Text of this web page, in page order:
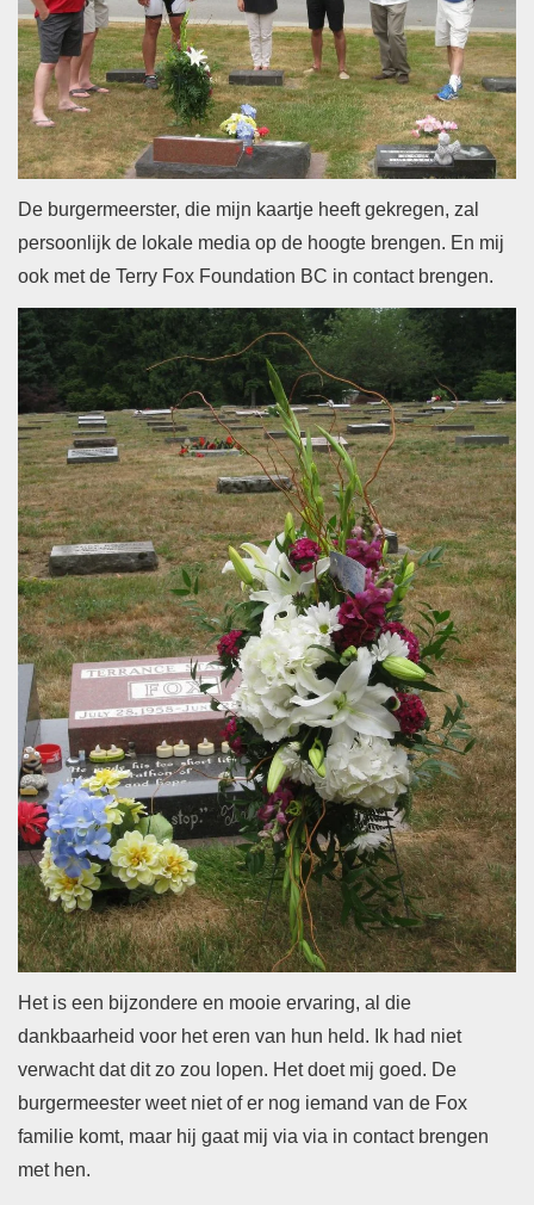
De burgermeerster, die mijn kaartje heeft gekregen, zal
persoonlijk de lokale media op de hoogte brengen. En mij
ook met de Terry Fox Foundation BC in contact brengen.
Het is een bijzondere en mooie ervaring, al die
dankbaarheid voor het eren van hun held. Ik had niet
verwacht dat dit zo zou lopen. Het doet mij goed. De
burgermeester weet niet of er nog iemand van de Fox
familie komt, maar hij gaat mij via via in contact brengen
met hen.